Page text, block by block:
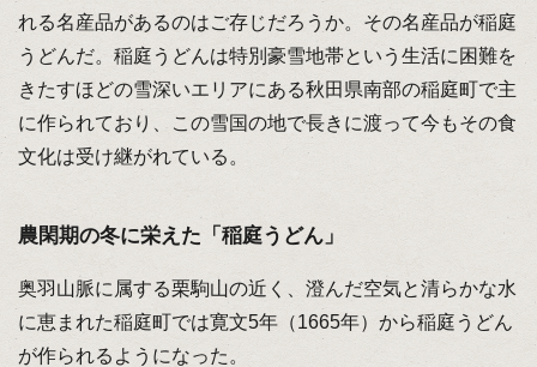
れる名産品があるのはご存じだろうか。その名産品が稲庭
うどんだ。稲庭うどんは特別豪雪地帯という生活に困難を
きたすほどの雪深いエリアにある秋田県南部の稲庭町で主
に作られており、この雪国の地で長きに渡って今もその食
文化は受け継がれている。
農閑期の冬に栄えた「稲庭うどん」
奥羽山脈に属する栗駒山の近く、澄んだ空気と清らかな水
に恵まれた稲庭町では寛文5年（1665年）から稲庭うどん
が作られるようになった。